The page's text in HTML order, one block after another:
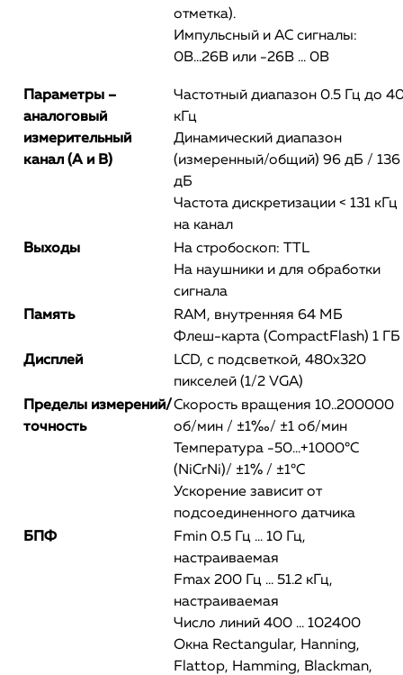
отметка).
Импульсный и AC сигналы:
0В...26В или -26В ... 0В
Параметры –
аналоговый
измерительный
канал (A и B)
Частотный диапазон 0.5 Гц до
кГц
Динамический диапазон
(измеренный/общий) 96 дБ / 136
дБ
Частота дискретизации < 131 кГц
на канал
Выходы
На стробоскоп: TTL
На наушники и для обработки
сигнала
Память
RAM, внутренняя 64 МБ
Флеш-карта (CompactFlash) 1 ГБ
Дисплей
LCD, с подсветкой, 480x320
пикселей (1/2 VGA)
Пределы измерений/
точность
Скорость вращения 10..200000
об/мин / ±1‰/ ±1 об/мин
Температура -50...+1000°C
(NiCrNi)/ ±1% / ±1°C
Ускорение зависит от
подсоединенного датчика
БПФ
Fmin 0.5 Гц ... 10 Гц,
настраиваемая
Fmax 200 Гц ... 51.2 кГц,
настраиваемая
Число линий 400 ... 102400
Окна Rectangular, Hanning,
Flattop, Hamming, Blackman,